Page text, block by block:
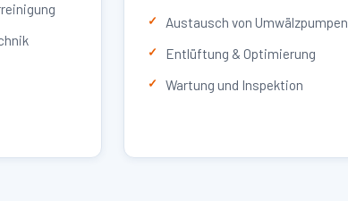
Austausch von Umwälzpumpen
Entlüftung & Optimierung
Wartung und Inspektion